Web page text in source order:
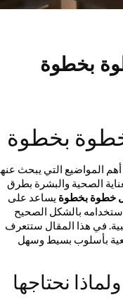
بخطوة
بخطوة
المواضيع التي يبحث عنها
الصحية والبشرة بطرق
بخطوةيساعد على
بالشكل الصحيح
في هذا المقال ستتعرف
بأسلوب بسيط وسهل
نحتاجها